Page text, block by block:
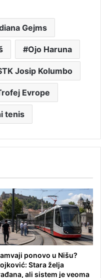
Gejms
Ojo Haruna
Josip Kolumbo
Evrope
tenis
ponovo u Nišu?
Stara želja
ali sistem je veoma